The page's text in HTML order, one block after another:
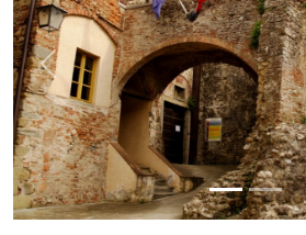
Previous